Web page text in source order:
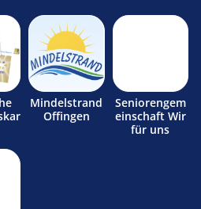
Mindelstrand
Offingen
Seniorengem
einschaft Wir
für uns